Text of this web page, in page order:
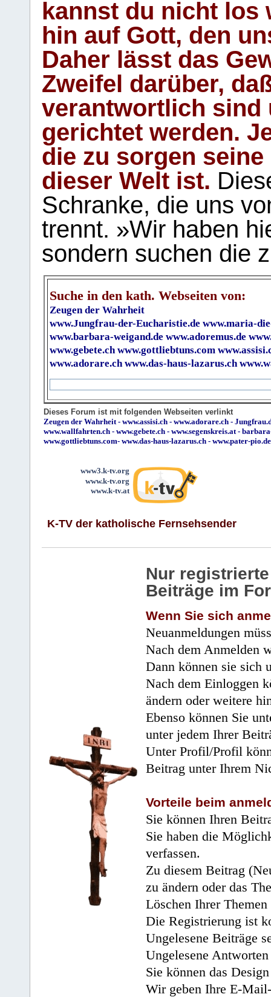
kannst du nicht los
hin auf Gott, den
Daher lässt das
Zweifel darüber,
verantwortlich sind
gerichtet werden.
die zu sorgen
dieser Welt ist.
Schranke, die uns
trennt. »Wir haben
sondern suchen die
Suche in den kath. Webseiten von:
Zeugen der Wahrheit
www.Jungfrau-der-Eucharistie.de www.maria-
www.barbara-weigand.de www.adoremus.de
www.gebete.ch www.gottliebtuns.com
www.adorare.ch www.das-haus-lazarus.ch
Dieses Forum ist mit folgenden Webseiten verlinkt
Zeugen der Wahrheit- www.assisi.ch - www.adorare.ch -
www.wallfahrten.ch - www.gebete.ch - www.segenskreis.at-
www.gottliebtuns.com- www.das-haus-lazarus.ch - www.pater-pio.de
www3.k-tv.org
www.k-tv.org
www.k-tv.at
K-TV der katholische Fernsehsender
Nur
Beiträge im
Wenn Sie sich
Neuanmeldungen
Nach dem Anmelden
Dann können sie sich
Nach dem Einloggen
ändern oder weitere
Ebenso können Sie
unter jedem Ihrer
Unter Profil/Profil
Beitrag unter Ihrem
Vorteile beim
Sie können Ihren
Sie haben die
verfassen.
Zu diesem Beitrag
zu ändern oder das
Löschen Ihrer
Die Registrierung ist
Ungelesene Beiträge
Ungelesene
Sie können das
Wir geben Ihre E-